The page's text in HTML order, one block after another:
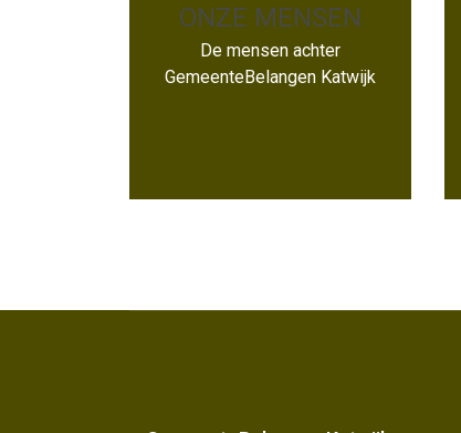
ONZE MENSEN
De mensen achter
GemeenteBelangen Katwijk
ONZE MENSEN